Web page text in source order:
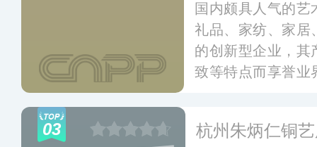
国内颇具人气的
礼品、家纺、家居
的创新型企业，其
致等特点而享誉业
品牌影响力和市场
03 杭州朱炳仁铜